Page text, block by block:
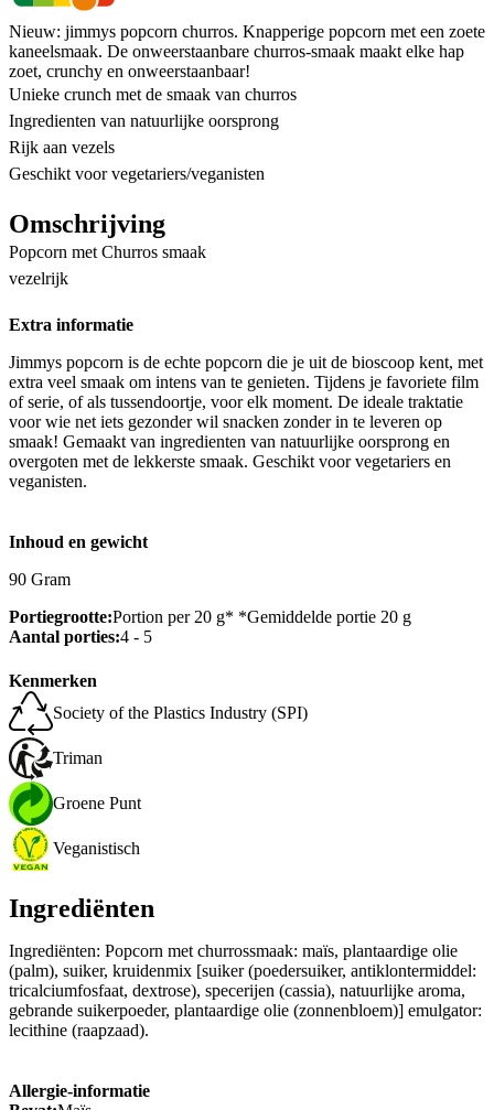
Nieuw: jimmys popcorn churros. Knapperige popcorn met een zoete
kaneelsmaak. De onweerstaanbare churros-smaak maakt elke hap
zoet, crunchy en onweerstaanbaar!
Unieke crunch met de smaak van churros
Ingredienten van natuurlijke oorsprong
Rijk aan vezels
Geschikt voor vegetariers/veganisten
Omschrijving
Popcorn met Churros smaak
vezelrijk
Extra informatie
Jimmys popcorn is de echte popcorn die je uit de bioscoop kent, met
extra veel smaak om intens van te genieten. Tijdens je favoriete film
of serie, of als tussendoortje, voor elk moment. De ideale traktatie
voor wie net iets gezonder wil snacken zonder in te leveren op
smaak! Gemaakt van ingredienten van natuurlijke oorsprong en
overgoten met de lekkerste smaak. Geschikt voor vegetariers en
veganisten.
Inhoud en gewicht
90 Gram
Portiegrootte:Portion per 20 g* *Gemiddelde portie 20 g
Aantal porties:4 - 5
Kenmerken
Society of the Plastics Industry (SPI)
Triman
Groene Punt
Veganistisch
Ingrediënten
Ingrediënten: Popcorn met churrossmaak: maïs, plantaardige olie
(palm), suiker, kruidenmix [suiker (poedersuiker, antiklontermiddel:
tricalciumfosfaat, dextrose), specerijen (cassia), natuurlijke aroma,
gebrande suikerpoeder, plantaardige olie (zonnenbloem)] emulgator:
lecithine (raapzaad).
Allergie-informatie